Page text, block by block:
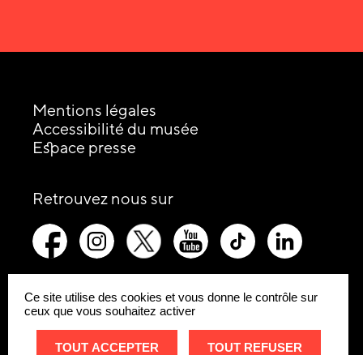
Mentions légales
Accessibilité du musée
Espace presse
Retrouvez nous surles
sociaux
:
picto-
facebook
picto-
instagram
picto-
x-
twitter
picto-
youtube
picto-
tiktok
linkedin
Site
internet
Ce site utilise des cookies et vous donne le contrôle sur
ceux que vous souhaitez activer
TOUT ACCEPTER TOUT REFUSER